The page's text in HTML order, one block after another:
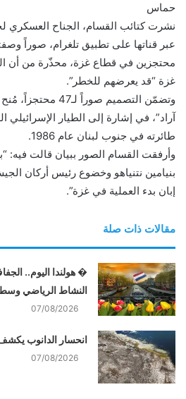
حماس
نشرت كتائب القسام، الجناح
عبر قناتها على تطبيق تلغرام، صوراً
محتجزين في قطاع غزة، محذّرة من أن
غزة “قد يعرضهم للخطر”.
وتضمّن التصميم
آراد”، في إشارة إلى الطيار
طائرته في جنوب لبنان عام 1986.
وأرفقت القسام الصور ببيان قالت فيه:
بنيامين نتنياهو وخضوع رئيس أركان
إبان بدء العملية في غزة”.
مقالات ذات صلة
� هولندا اليوم..
النشاط الرياضي
07/08/2026
انحسار الدانوب يكشف
07/08/2026